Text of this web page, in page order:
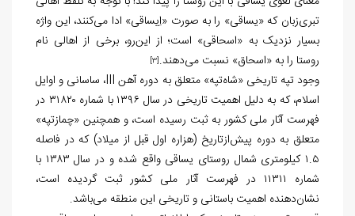
تبری‌زبان که «یساقی» را به صورت «اِیساقی» ادا می‌کنند، این واژه
بسیار نزدیک به «اسحاقی» است؛ از این‌رو، برخی از اهالی نام
روستا را به «اسحاق» نسبت می‌دهند.[3]
وجود تپه تاریخی «شاه‌تپه» متعلق به دوره آهن III، ساسانی و اوایل
اسلام، که به دلیل اهمیت تاریخی در سال ۱۳۹۶ با شماره ۳۱۸۲۰ در
فهرست آثار ملی کشور به ثبت رسیده است، و همچنین «چمازتپه»
متعلق به دوره پیش‌ازتاریخ (هزاره اول قبل از میلاد) که در فاصله
۱.۵ کیلومتری شمال روستای یساقی واقع شده و در سال ۱۳۸۳ با
شماره ۱۱۳۱۱ در فهرست آثار ملی کشور ثبت گردیده است،
نشان‌دهنده اهمیت باستانی و تاریخی این منطقه می‌باشد.